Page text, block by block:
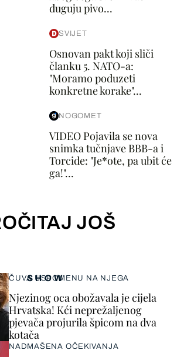
duguju pivo...
SVIJET
Osnovan pakt koji sliči
članku 5. NATO-a:
"Moramo poduzeti
konkretne korake"...
NOGOMET
VIDEO Pojavila se nova
snimka tučnjave BBB-a i
Torcide: "Je*ote, pa ubit će
ga!"...
JOŠ
SHOW
ČUVA USPOMENU NA NJEGA
Njezinog oca obožavala je cijela
Hrvatska! Kći neprežaljenog
pjevača projurila špicom na dva
kotača
NADMAŠENA OČEKIVANJA